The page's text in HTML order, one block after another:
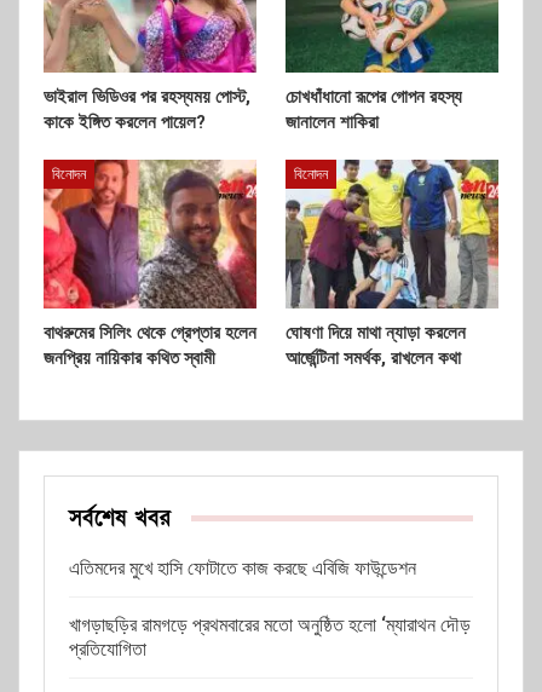
ভাইরাল ভিডিওর পর রহস্যময় পোস্ট,
কাকে ইঙ্গিত করলেন পায়েল?
চোখধাঁধানো রূপের গোপন রহস্য
জানালেন শাকিরা
বিনোদন
বাথরুমের সিলিং থেকে গ্রেপ্তার হলেন
জনপ্রিয় নায়িকার কথিত স্বামী
বিনোদন
ঘোষণা দিয়ে মাথা ন্যাড়া করলেন
আর্জেন্টিনা সমর্থক, রাখলেন কথা
সর্বশেষ খবর
এতিমদের মুখে হাসি ফোটাতে কাজ করছে এবিজি ফাউন্ডেশন
খাগড়াছড়ির রামগড়ে প্রথমবারের মতো অনুষ্ঠিত হলো ‘ম্যারাথন দৌড়
প্রতিযোগিতা